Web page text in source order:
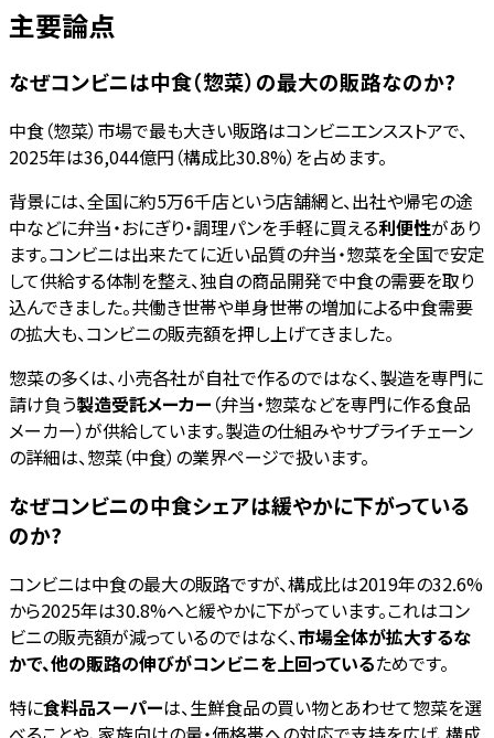
主要論点
なぜコンビニは中食（惣菜）の最大の販路なのか?
中食（惣菜）市場で最も大きい販路はコンビニエンスストアで、
2025年は36,044億円（構成比30.8%）を占めます。
背景には、全国に約5万6千店という店舗網と、出社や帰宅の途
中などに弁当・おにぎり・調理パンを手軽に買える利便性があり
ます。コンビニは出来たてに近い品質の弁当・惣菜を全国で安定
して供給する体制を整え、独自の商品開発で中食の需要を取り
込んできました。共働き世帯や単身世帯の増加による中食需要
の拡大も、コンビニの販売額を押し上げてきました。
惣菜の多くは、小売各社が自社で作るのではなく、製造を専門に
請け負う製造受託メーカー （弁当・惣菜などを専門に作る食品
メーカー）が供給しています。製造の仕組みやサプライチェーン
の詳細は、惣菜（中食）の業界ページで扱います。
なぜコンビニの中食シェアは緩やかに下がっている
のか?
コンビニは中食の最大の販路ですが、構成比は2019年の32.6%
から2025年は30.8%へと緩やかに下がっています。これはコン
ビニの販売額が減っているのではなく、市場全体が拡大するな
かで、他の販路の伸びがコンビニを上回っているためです。
特に食料品スーパーは、生鮮食品の買い物とあわせて惣菜を選